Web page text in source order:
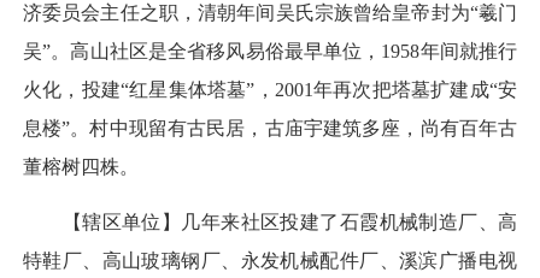
济委员会主任之职，清朝年间吴氏宗族曾给皇帝封为“羲门
吴”。高山社区是全省移风易俗最早单位，1958年间就推行
火化，投建“红星集体塔墓”，2001年再次把塔墓扩建成“安
息楼”。村中现留有古民居，古庙宇建筑多座，尚有百年古
董榕树四株。
【辖区单位】几年来社区投建了石霞机械制造厂、高
特鞋厂、高山玻璃钢厂、永发机械配件厂、溪滨广播电视